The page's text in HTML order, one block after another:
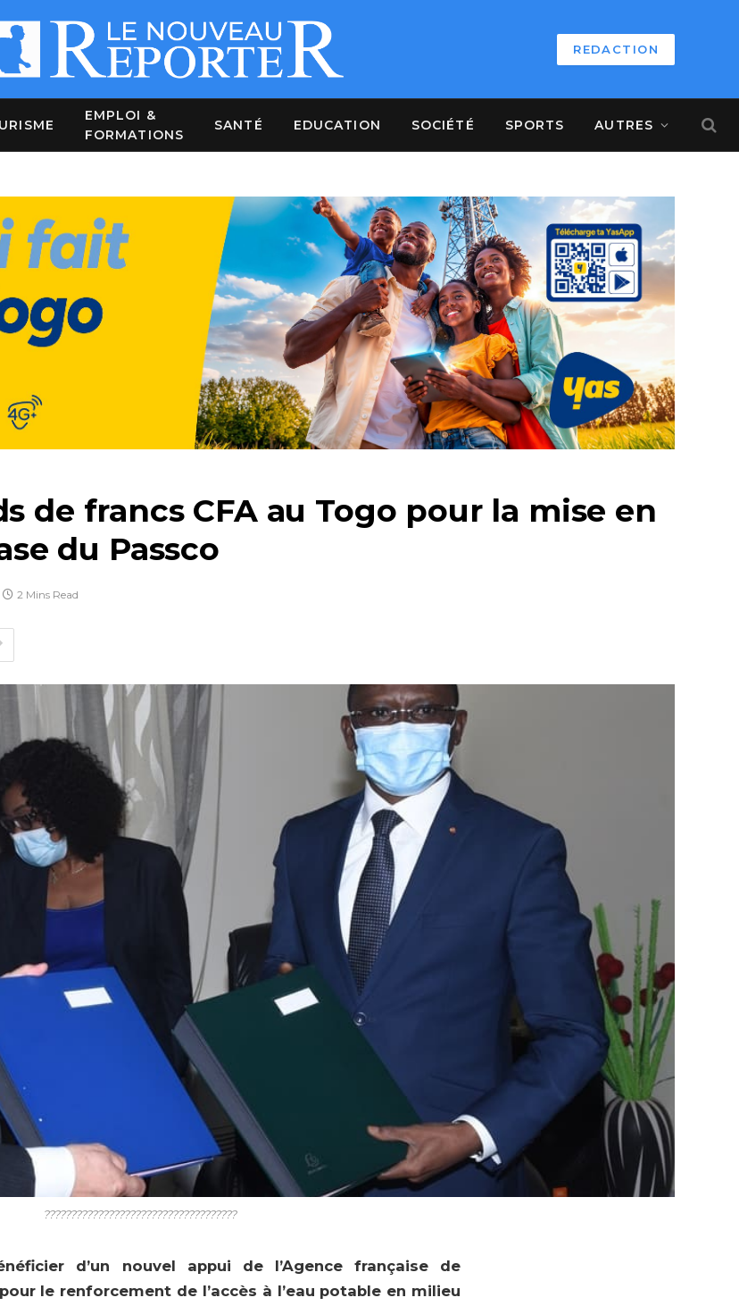
REDACTION
EMPLOI &
FORMATIONS
SANTÉ EDUCATION SOCIÉTÉ SPORTS AUTRES
de francs CFA au Togo pour la mise en
du Passco
2 Mins Read
????????????????????????????????????
d’un nouvel appui de l’Agence française de
le renforcement de l’accès à l’eau potable en milieu